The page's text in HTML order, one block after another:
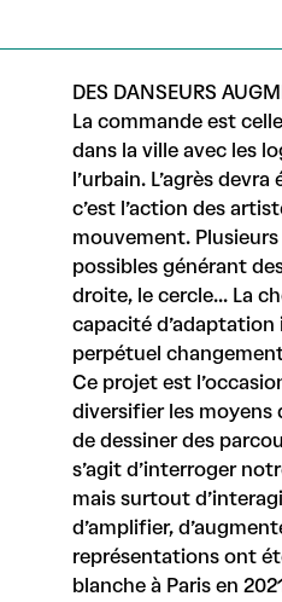
DES DANSEURS
La commande est
dans la ville avec les
l’urbain. L’agrès
c’est l’action des
mouvement.
possibles générant
droite, le cercle... La
capacité
perpétuel
Ce projet est
diversifier les moyens
de dessiner des
s’agit d’interroger
mais surtout
d’amplifier,
représentations ont
blanche à Paris en